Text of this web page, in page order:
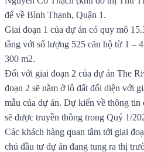
để về Bình Thạnh, Quận 1.
Giai đoạn 1 của dự án có quy mô
tầng với số lượng 525 căn hộ từ 1 –
300 m2.
Đối với giai đoạn 2 của dự án The
đoạn 2 sẽ nằm ở lô đất đối diện với
mẫu của dự án. Dự kiến về thông
sẽ được truyền thông trong Quý 1/
Các khách hàng quan tâm tới giai
chủ đầu tư dự án đang tung ra thị